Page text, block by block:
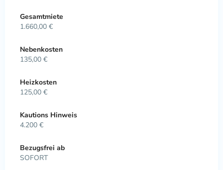
Gesamtmiete
1.660,00 €
Nebenkosten
135,00 €
Heizkosten
125,00 €
Kautions Hinweis
4.200 €
Bezugsfrei ab
SOFORT